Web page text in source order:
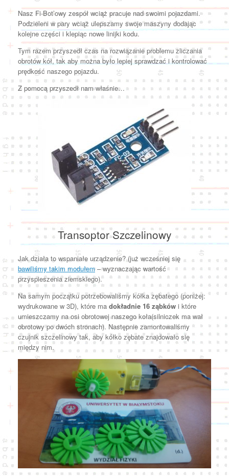
Nasz Fi-Bot’owy zespół wciąż pracuje nad swoimi pojazdami.
Podzieleni w pary wciąż ulepszamy swoje maszyny dodając
kolejne części i klepiąc nowe linijki kodu.
Tym razem przyszedł czas na rozwiązanie problemu zliczania
obrotów kół, tak aby można było lepiej sprawdzać i kontrolować
prędkość naszego pojazdu.
Z pomocą przyszedł nam właśnie…
Transoptor Szczelinowy
Jak działa to wspaniałe urządzenie? (już wcześniej się
bawiliśmy takim modułem– wyznaczając wartość
przyspieszenia ziemskiego).
Na samym początku potrzebowaliśmy kółka zębatego (poniżej:
wydrukowane w 3D), które ma dokładnie 16 ząbków i które
umieszczamy na osi obrotowej naszego koła(silniczek ma wał
obrotowy po dwóch stronach). Następnie zamontowaliśmy
czujnik szczelinowy tak, aby kółko zębate znajdowało się
między nim.